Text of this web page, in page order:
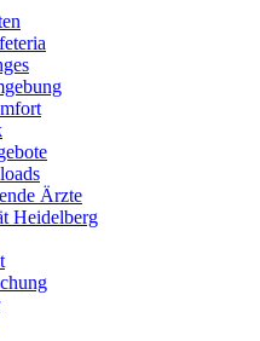
Ärzte
Heidelberg